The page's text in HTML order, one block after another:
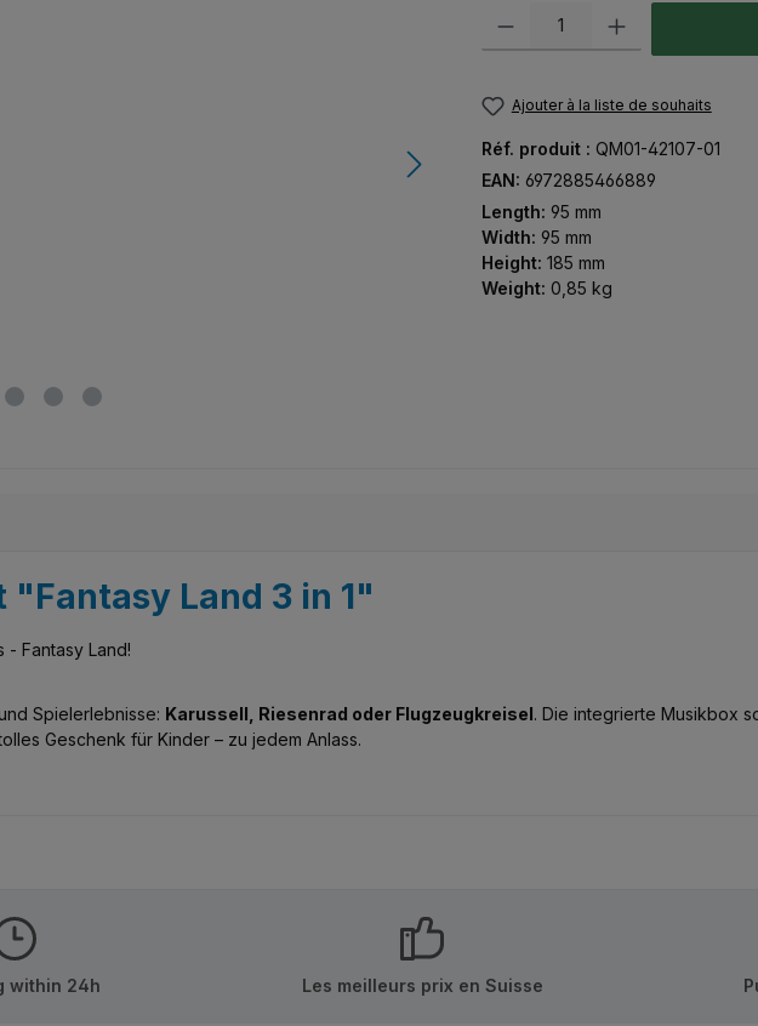
Quantité de produit : Entrez la
Ajouter à la liste de souhaits
Réf. produit : QM01-42107-01
EAN: 6972885466889
Length: 95 mm
Width: 95 mm
Height: 185 mm
Weight: 0,85 kg
Land 3 in 1"
- Fantasy Land!
Spielerlebnisse: Karussell, Riesenrad oder Flugzeugkreisel. Die integrierte Musikbox
Geschenk für Kinder – zu jedem Anlass.
within 24h Les meilleurs prix en Suisse